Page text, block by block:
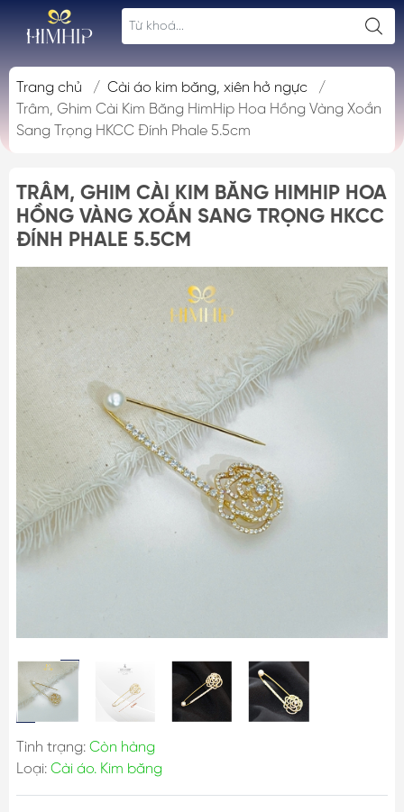
Trang chủ / Cài áo kim băng, xiên hở ngực
/
Trâm, Ghim Cài Kim Băng HimHip Hoa Hồng Vàng Xoắn
Sang Trọng HKCC Đính Phale 5.5cm
TRÂM, GHIM CÀI KIM BĂNG HIMHIP HOA
HỒNG VÀNG XOẮN SANG TRỌNG HKCC
ĐÍNH PHALE 5.5CM
Tình trạng: Còn hàng
Loại: Cài áo. Kim băng